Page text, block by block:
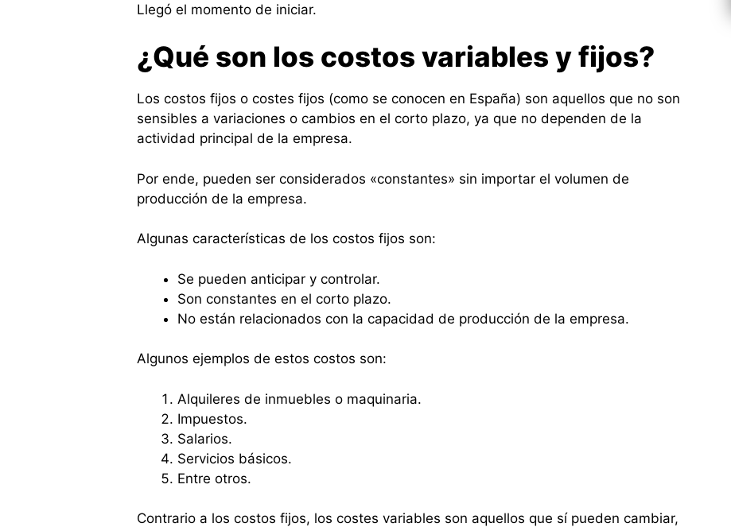
Llegó el momento de iniciar.
¿Qué son los costos variables y fijos?
Los costos fijos o costes fijos (como se conocen en España) son aquellos que no son
sensibles a variaciones o cambios en el corto plazo, ya que no dependen de la
actividad principal de la empresa.
Por ende, pueden ser considerados «constantes» sin importar el volumen de
producción de la empresa.
Algunas características de los costos fijos son:
Se pueden anticipar y controlar.
Son constantes en el corto plazo.
No están relacionados con la capacidad de producción de la empresa.
Algunos ejemplos de estos costos son:
Alquileres de inmuebles o maquinaria.
Impuestos.
Salarios.
Servicios básicos.
Entre otros.
Contrario a los costos fijos, los costes variables son aquellos que sí pueden cambiar,